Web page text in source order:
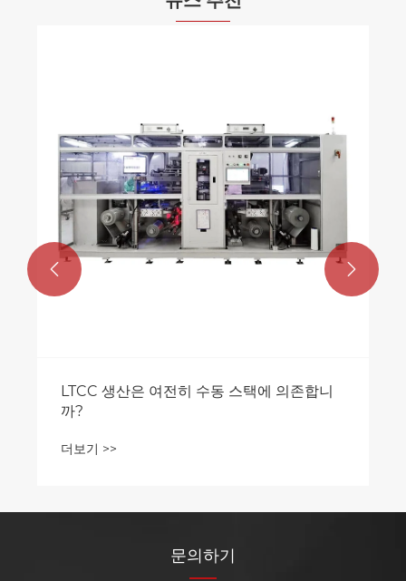
LTCC 생산은 여전히 수동 스택에 의존합니
까?
더보기 >>
 
문의하기